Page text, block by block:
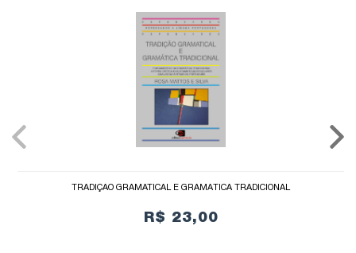
TRADIÇÃO GRAMATICAL E GRAMÁTICA TRADICIONAL
R$ 23,00